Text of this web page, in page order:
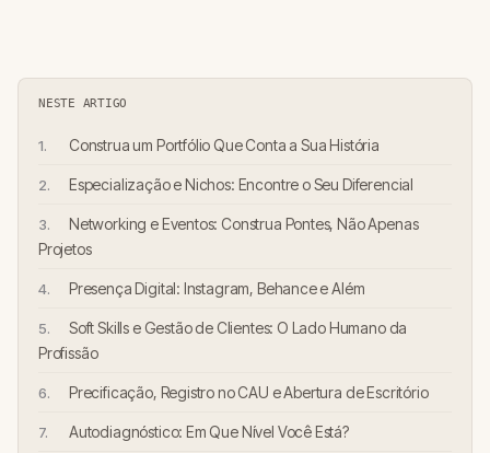
NESTE ARTIGO
Construa um Portfólio Que Conta a Sua História
Especialização e Nichos: Encontre o Seu Diferencial
Networking e Eventos: Construa Pontes, Não Apenas
Projetos
Presença Digital: Instagram, Behance e Além
Soft Skills e Gestão de Clientes: O Lado Humano da
Profissão
Precificação, Registro no CAU e Abertura de Escritório
Autodiagnóstico: Em Que Nível Você Está?